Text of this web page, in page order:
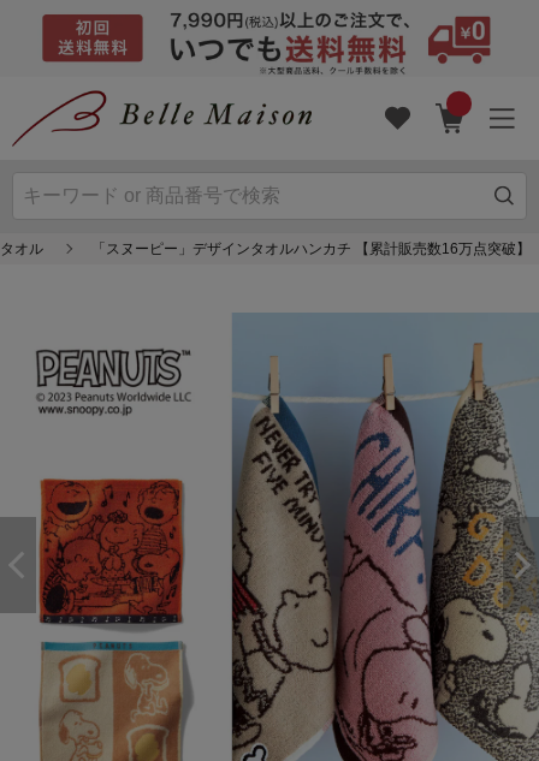
オル 「スヌーピー」デザインタオルハンカチ 【累計販売数16万点突破】